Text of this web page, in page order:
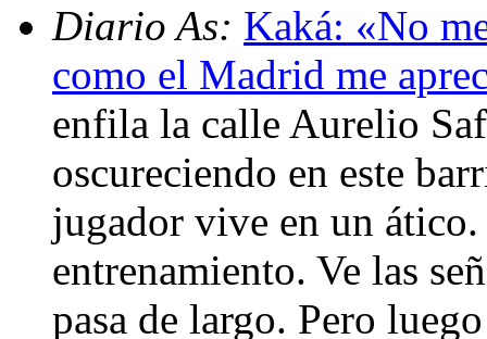
Diario As: Kaká: «No
como el Madrid me
enfila la calle Aurelio
oscureciendo en este
jugador vive en un ático.
entrenamiento. Ve las
pasa de largo. Pero